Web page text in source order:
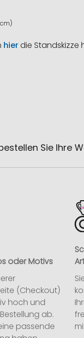
hierdie Standskizze
Sie Ihre
oder Motivs
(Checkout)
hoch und
ab.
passende